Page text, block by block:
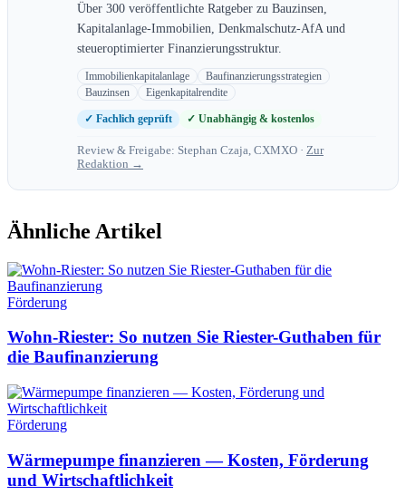
Über 300 veröffentlichte Ratgeber zu Bauzinsen,
Kapitalanlage-Immobilien, Denkmalschutz-AfA und
steueroptimierter Finanzierungsstruktur.
Immobilienkapitalanlage
Baufinanzierungsstrategien
Bauzinsen
Eigenkapitalrendite
✓ Fachlich geprüft ✓ Unabhängig & kostenlos
Review & Freigabe: Stephan Czaja, CXMXO · Zur
Redaktion →
Ähnliche Artikel
Förderung
Wohn-Riester: So nutzen Sie Riester-Guthaben für
die Baufinanzierung
Förderung
Wärmepumpe finanzieren — Kosten, Förderung
und Wirtschaftlichkeit